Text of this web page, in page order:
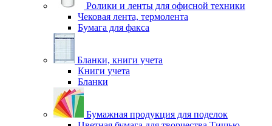
Ролики и ленты для офисной техники
Чековая лента, термолента
Бумага для факса
Бланки, книги учета
Книги учета
Бланки
Бумажная продукция для поделок